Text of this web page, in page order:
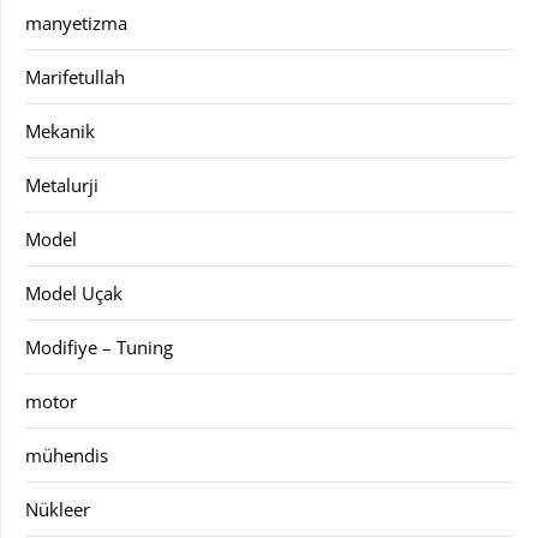
manyetizma
Marifetullah
Mekanik
Metalurji
Model
Model Uçak
Modifiye – Tuning
motor
mühendis
Nükleer